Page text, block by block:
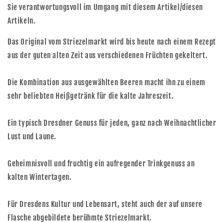
Sie verantwortungsvoll im Umgang mit diesem Artikel/diesen
Artikeln.
Das Original vom Striezelmarkt wird bis heute nach einem Rezept
aus der guten alten Zeit aus verschiedenen Früchten gekeltert.
Die Kombination aus ausgewählten Beeren macht ihn zu einem
sehr beliebten Heißgetränk für die kalte Jahreszeit.
Ein typisch Dresdner Genuss für jeden, ganz nach Weihnachtlicher
Lust und Laune.
Geheimnisvoll und fruchtig ein aufregender Trinkgenuss an
kalten Wintertagen.
Für Dresdens Kultur und Lebensart, steht auch der auf unsere
Flasche abgebildete berühmte Striezelmarkt.